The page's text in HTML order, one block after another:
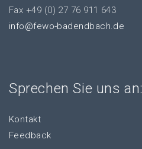
Fax +49 (0) 27 76 911 643
info@fewo-badendbach.de
Sprechen Sie uns an:
Kontakt
Feedback